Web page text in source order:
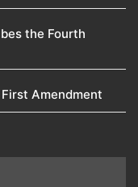
the Fourth
Amendment​